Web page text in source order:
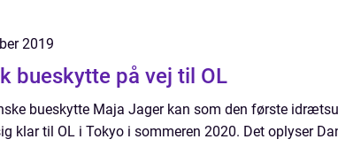
2019
bueskytte på vej til OL
bueskytte Maja Jager kan som den første
klar til OL i Tokyo i sommeren 2020. Det oplyser